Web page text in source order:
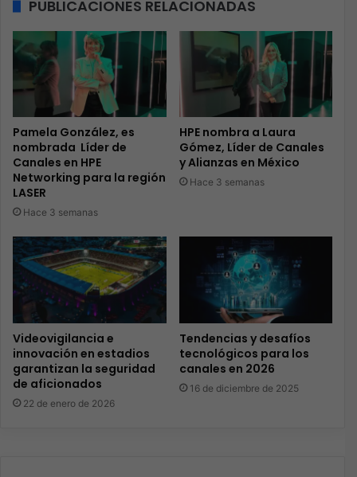
PUBLICACIONES RELACIONADAS
Pamela González, es
nombrada Líder de
Canales en HPE
Networking para la región
LASER
Hace 3 semanas
HPE nombra a Laura
Gómez, Líder de Canales
y Alianzas en México
Hace 3 semanas
Videovigilancia e
innovación en estadios
garantizan la seguridad
de aficionados
22 de enero de 2026
Tendencias y desafíos
tecnológicos para los
canales en 2026
16 de diciembre de 2025